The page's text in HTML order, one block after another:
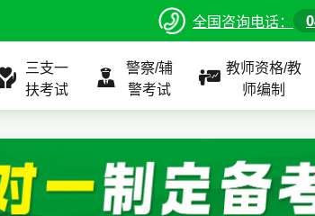
全国咨询电话：
事业单位课程
三支一
扶考试
全国 三支一扶课程
警察/辅
警考试
告 全国 警察/辅警课
教师资格/教
师编制
全国 教师/资格课程
考试公告 全国 国